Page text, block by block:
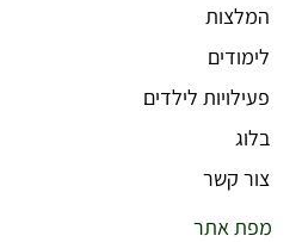
המלצות
לימודים
פעילויות לילדים
בלוג
צור קשר
מפת אתר